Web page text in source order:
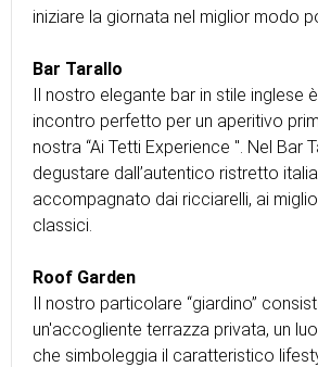
iniziare la giornata nel miglior modo
Bar Tarallo
Il nostro elegante bar in stile inglese
incontro perfetto per un aperitivo
nostra “Ai Tetti Experience ". Nel Bar
degustare dall’autentico ristretto
accompagnato dai ricciarelli, ai
classici.
Roof Garden
Il nostro particolare “giardino”
un'accogliente terrazza privata, un
che simboleggia il caratteristico